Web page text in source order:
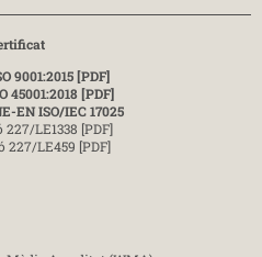
9001:2015 [PDF]
45001:2018 [PDF]
EN ISO/IEC 17025
LE1338 [PDF]
227/LE459 [PDF]